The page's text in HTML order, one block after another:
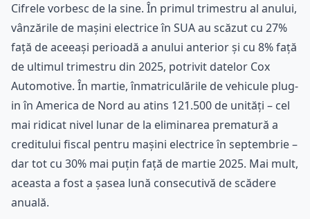
Cifrele vorbesc de la sine. În primul trimestru al anului,
vânzările de mașini electrice în SUA au scăzut cu 27%
față de aceeași perioadă a anului anterior și cu 8% față
de ultimul trimestru din 2025, potrivit datelor Cox
Automotive. În martie, înmatriculările de vehicule plug-
in în America de Nord au atins 121.500 de unități – cel
mai ridicat nivel lunar de la eliminarea prematură a
creditului fiscal pentru mașini electrice în septembrie –
dar tot cu 30% mai puțin față de martie 2025. Mai mult,
aceasta a fost a șasea lună consecutivă de scădere
anuală.